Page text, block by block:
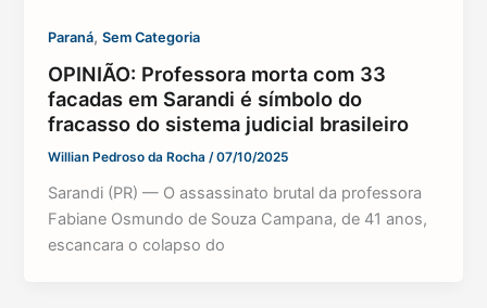
Paraná,Sem Categoria
OPINIÃO: Professora morta com 33
facadas em Sarandi é símbolo do
fracasso do sistema judicial brasileiro
Willian Pedroso da Rocha/07/10/2025
Sarandi (PR) — O assassinato brutal da professora
Fabiane Osmundo de Souza Campana, de 41 anos,
escancara o colapso do